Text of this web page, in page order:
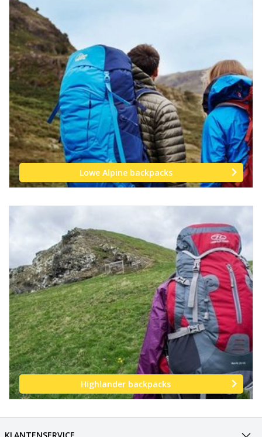
Lowe Alpine backpacks
Highlander backpacks